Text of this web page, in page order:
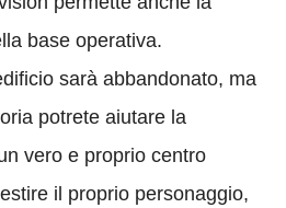
base operativa.
sarà abbandonato, ma
potrete aiutare la
vero e proprio centro
il proprio personaggio,